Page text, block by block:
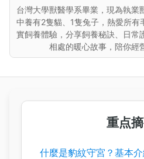
台灣大學獸醫學系畢業，現為執業
中養有2隻貓、1隻兔子，熱愛所有
實飼養體驗，分享飼養秘訣、日常
相處的暖心故事，陪你經
重点
什麼是豹紋守宮？基本